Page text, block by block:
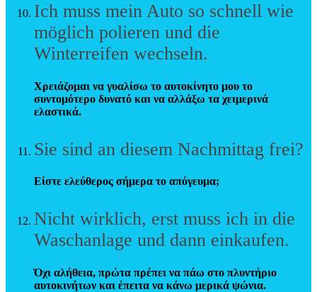
Ich muss mein Auto so schnell wie
möglich polieren und die
Winterreifen wechseln.
Χρειάζομαι να γυαλίσω το αυτοκίνητο μου το
συντομότερο δυνατό και να αλλάξω τα χειμερινά
ελαστικά.
Sie sind an diesem Nachmittag frei?
Είστε ελεύθερος σήμερα το απόγευμα;
Nicht wirklich, erst muss ich in die
Waschanlage und dann einkaufen.
Όχι αλήθεια, πρώτα πρέπει να πάω στο πλυντήριο
αυτοκινήτων και έπειτα να κάνω μερικά ψώνια.